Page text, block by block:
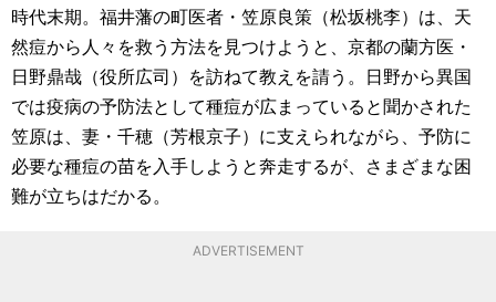
時代末期。福井藩の町医者・笠原良策（松坂桃李）は、天
然痘から人々を救う方法を見つけようと、京都の蘭方医・
日野鼎哉（役所広司）を訪ねて教えを請う。日野から異国
では疫病の予防法として種痘が広まっていると聞かされた
笠原は、妻・千穂（芳根京子）に支えられながら、予防に
必要な種痘の苗を入手しようと奔走するが、さまざまな困
難が立ちはだかる。
ADVERTISEMENT